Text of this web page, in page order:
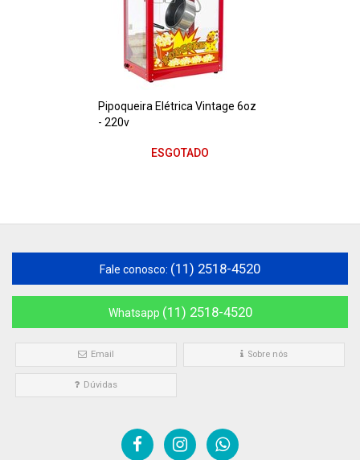
Pipoqueira Elétrica Vintage 6oz
- 220v
ESGOTADO
Fale conosco: (11) 2518-4520
Whatsapp (11) 2518-4520
Email Sobre nós
Dúvidas